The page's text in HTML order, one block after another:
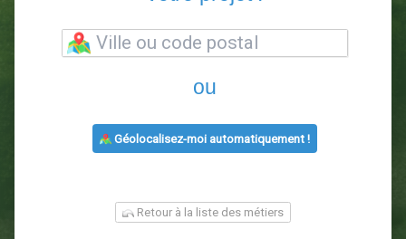
Entrez le code postal ou la
ou